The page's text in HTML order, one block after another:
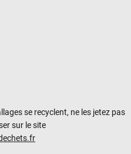
se recyclent, ne les jetez pas
sur le site